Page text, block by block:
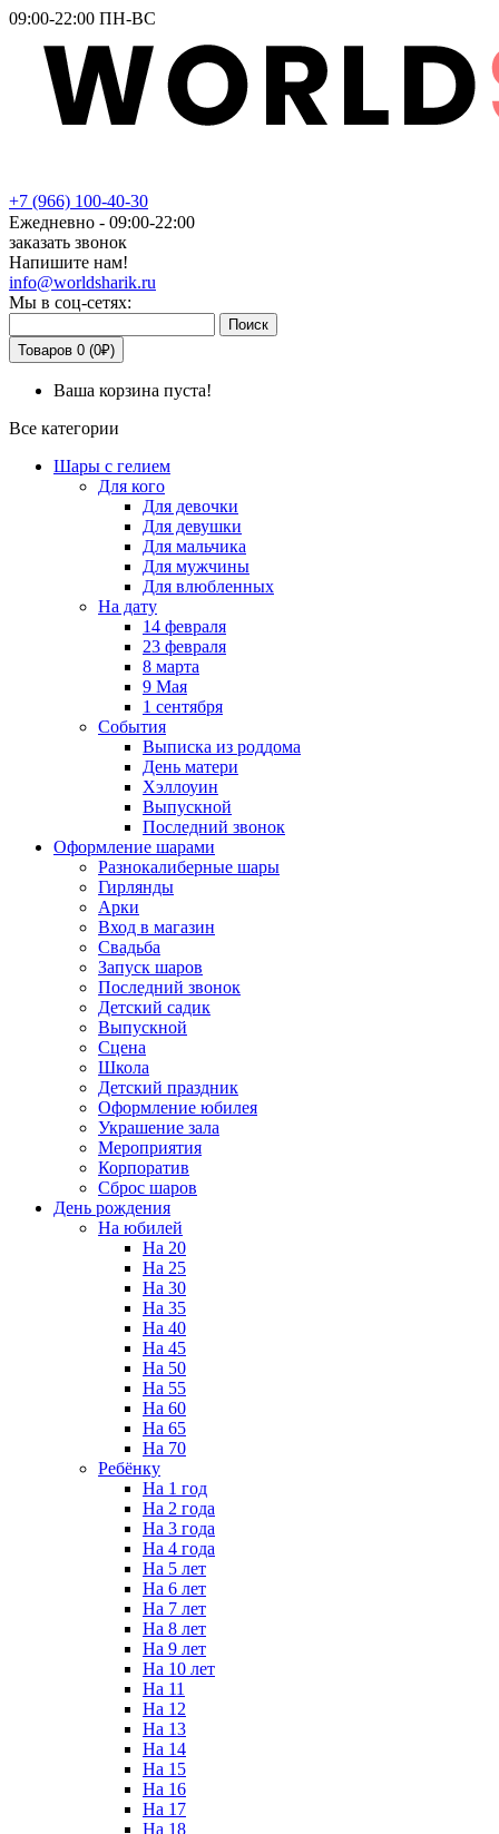
09:00-22:00 ПН-ВС
+7 (966) 100-40-30
Ежедневно - 09:00-22:00
заказать звонок
Напишите нам!
info@worldsharik.ru
Мы в соц-сетях:
Поиск
Товаров 0 (0₽)
Ваша корзина пуста!
Все категории
Шары с гелием
Для кого
Для девочки
Для девушки
Для мальчика
Для мужчины
Для влюбленных
На дату
14 февраля
23 февраля
8 марта
9 Мая
1 сентября
События
Выписка из роддома
День матери
Хэллоуин
Выпускной
Последний звонок
Оформление шарами
Разнокалиберные шары
Гирлянды
Арки
Вход в магазин
Свадьба
Запуск шаров
Последний звонок
Детский садик
Выпускной
Сцена
Школа
Детский праздник
Оформление юбилея
Украшение зала
Мероприятия
Корпоратив
Сброс шаров
День рождения
На юбилей
На 20
На 25
На 30
На 35
На 40
На 45
На 50
На 55
На 60
На 65
На 70
Ребёнку
На 1 год
На 2 года
На 3 года
На 4 года
На 5 лет
На 6 лет
На 7 лет
На 8 лет
На 9 лет
На 10 лет
На 11
На 12
На 13
На 14
На 15
На 16
На 17
На 18